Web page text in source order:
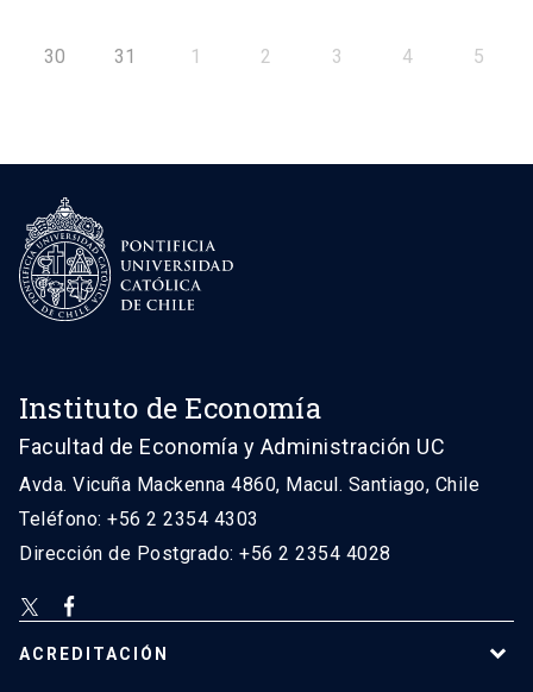
30 31 1 2 3 4 5
Instituto de Economía
Facultad de Economía y Administración UC
Avda. Vicuña Mackenna 4860, Macul. Santiago, Chile
Teléfono: +56 2 2354 4303
Dirección de Postgrado: +56 2 2354 4028
ACREDITACIÓN